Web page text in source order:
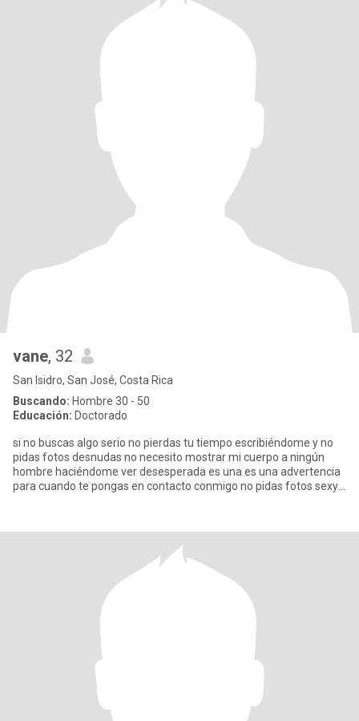
vane, 32
San Isidro, San José, Costa Rica
Buscando: Hombre 30 - 50
Educación: Doctorado
si no buscas algo serio no pierdas tu tiempo escribiéndome y no
pidas fotos desnudas no necesito mostrar mi cuerpo a ningún
hombre haciéndome ver desesperada es una es una advertencia
para cuando te pongas en contacto conmigo no pidas fotos sexys